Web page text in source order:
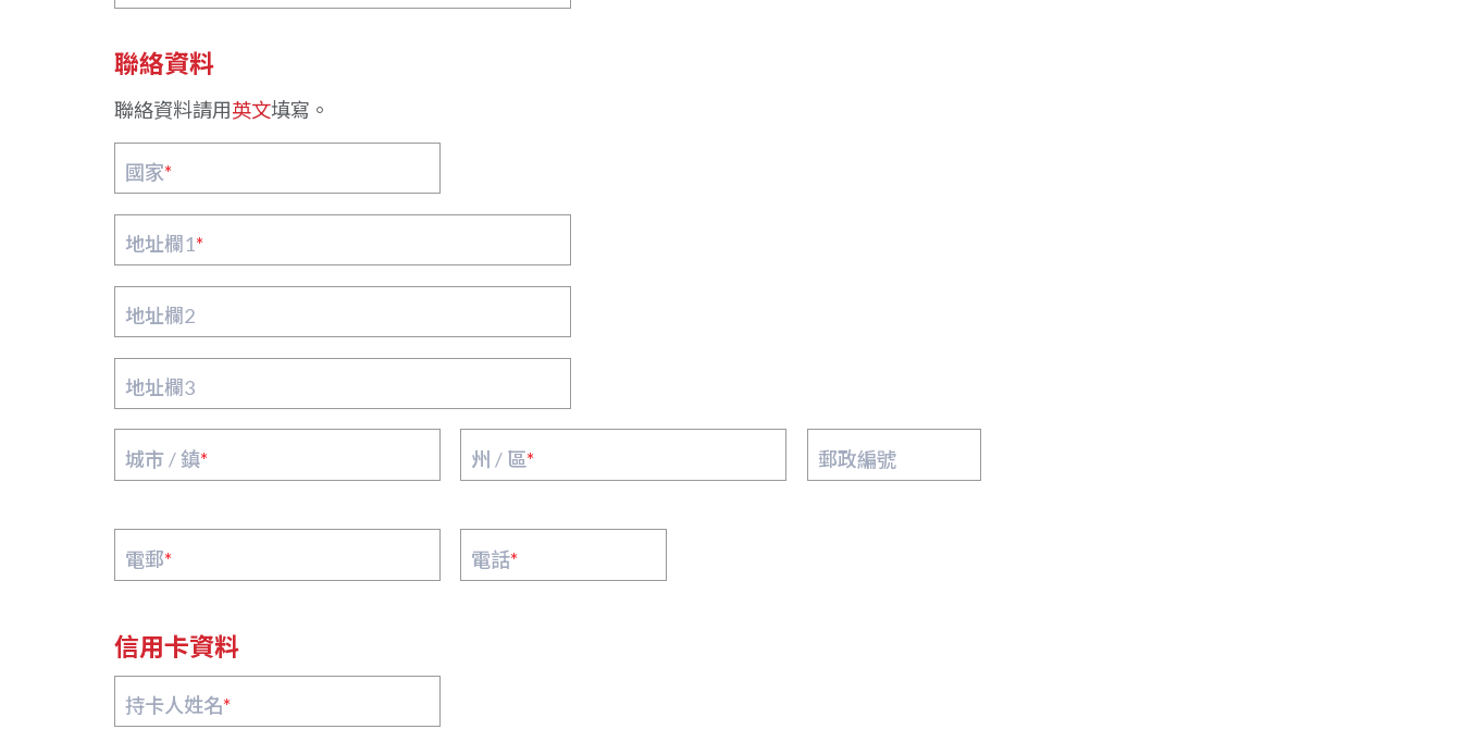
聯絡資料
聯絡資料請用英文填寫。
國家*
地址欄1*
地址欄2
地址欄3
城市 / 鎮* 州 / 區* 郵政編號
電郵* 電話*
信用卡資料
持卡人姓名*